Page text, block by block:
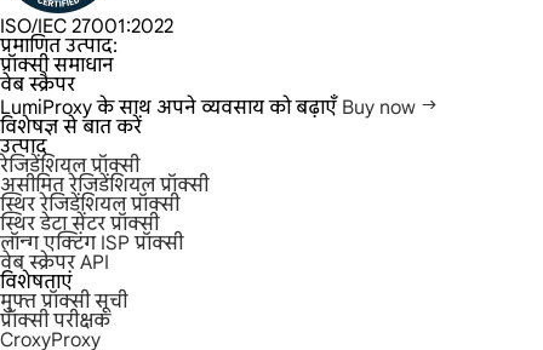
ISO/IEC 27001:2022
प्रमाणित उत्पाद:
प्रॉक्सी समाधान
वेब स्क्रैपर
LumiProxy के साथ अपने व्यवसाय को बढ़ाएँ Buy now
विशेषज्ञ से बात करें
उत्पाद
रेजिडेंशियल प्रॉक्सी
असीमित रेजिडेंशियल प्रॉक्सी
स्थिर रेजिडेंशियल प्रॉक्सी
स्थिर डेटा सेंटर प्रॉक्सी
लॉन्ग एक्टिंग ISP प्रॉक्सी
वेब स्क्रेपर API
विशेषताएं
मुफ्त प्रॉक्सी सूची
प्रॉक्सी परीक्षक
CroxyProxy